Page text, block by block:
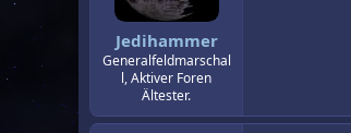
Jedihammer
Generalfeldmarschal
l, Aktiver Foren
Ältester.